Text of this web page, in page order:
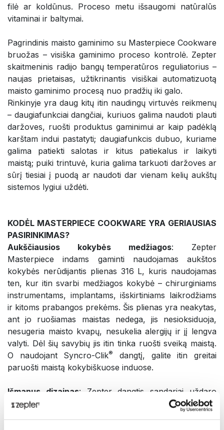
filė ar koldūnus. Proceso metu išsaugomi natūralūs
vitaminai ir baltymai.
Pagrindinis maisto gaminimo su Masterpiece Cookware
bruožas – visiška gaminimo proceso kontrolė. Zepter
skaitmeninis radijo bangų temperatūros reguliatorius –
naujas prietaisas, užtikrinantis visiškai automatizuotą
maisto gaminimo procesą nuo pradžių iki galo.
Rinkinyje yra daug kitų itin naudingų virtuvės reikmenų
– daugiafunkciai dangčiai, kuriuos galima naudoti plauti
daržoves, ruošti produktus gaminimui ar kaip padėklą
karštam indui pastatyti; daugiafunkcis dubuo, kuriame
galima patiekti salotas ir kitus patiekalus ir laikyti
maistą; puiki trintuvė, kuria galima tarkuoti daržoves ar
sūrį tiesiai į puodą ar naudoti dar vienam kelių aukštų
sistemos lygiui uždėti.
KODĖL MASTERPIECE COOKWARE YRA GERIAUSIAS
PASIRINKIMAS?
Aukščiausios kokybės medžiagos: Zepter
Masterpiece indams gaminti naudojamas aukštos
kokybės nerūdijantis plienas 316 L, kuris naudojamas
ten, kur itin svarbi medžiagos kokybė – chirurginiams
instrumentams, implantams, išskirtiniams laikrodžiams
ir kitoms prabangos prekėms. Šis plienas yra neakytas,
ant jo ruošiamas maistas nedega, jis nesioksiduoja,
nesugeria maisto kvapų, nesukelia alergijų ir jį lengva
valyti. Dėl šių savybių jis itin tinka ruošti sveiką maistą.
O naudojant Syncro-Clik®
dangtį, galite itin greitai
paruošti maistą kokybiškuose induose.
Išmanus dizainas: Zepter dangtis sandariai uždaro
puodą, todėl maistas gaminamas uždaro rato principu